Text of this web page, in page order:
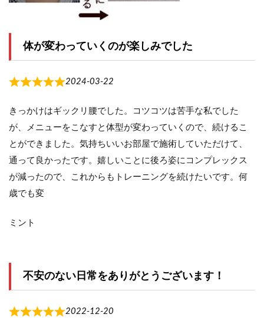
体が変わっていくのが楽しみでした
2024-03-22
きっかけはギックリ腰でした。コツコツは苦手な私でした
が、メニューをこなすと体型が変わっていくので、続けるこ
とができました。気持ちいいお部屋で施術していただけて、
通って良かったです。嬉しいことに後ろ姿にコンプレックス
が減ったので、これからもトレーニングを続けたいです。何
歳でも変
ミント
不安のない日常をありがとうございます！
2022-12-20